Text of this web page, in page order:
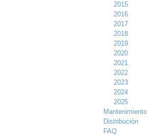
2015
2016
2017
2018
2019
2020
2021
2022
2023
2024
2025
Mantenimiento
Distribución
FAQ